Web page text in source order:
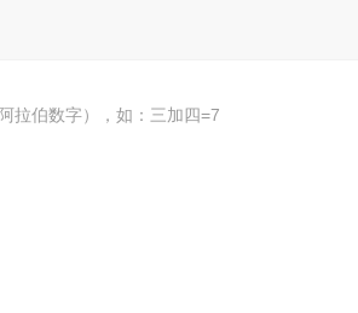
拉伯数字），如：三加四=7